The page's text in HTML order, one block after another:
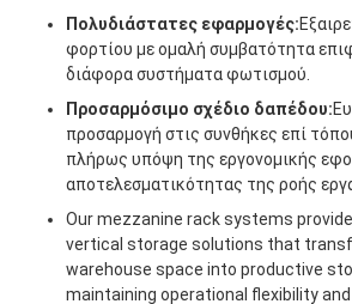
Σπίτι
Προϊόντα
Βίντεο
Πολυδιάστατες εφαρμογές:
φορτίου με ομαλή συμβατότητα
διάφορα συστήματα φωτισμού.
Προσαρμόσιμο σχέδιο δαπέδου:
προσαρμογή στις συνθήκες επί
πλήρως υπόψη της εργονομικής
αποτελεσματικότητας της ροής
Our mezzanine rack systems
vertical storage solutions that
warehouse space into productive
maintaining operational flexibility